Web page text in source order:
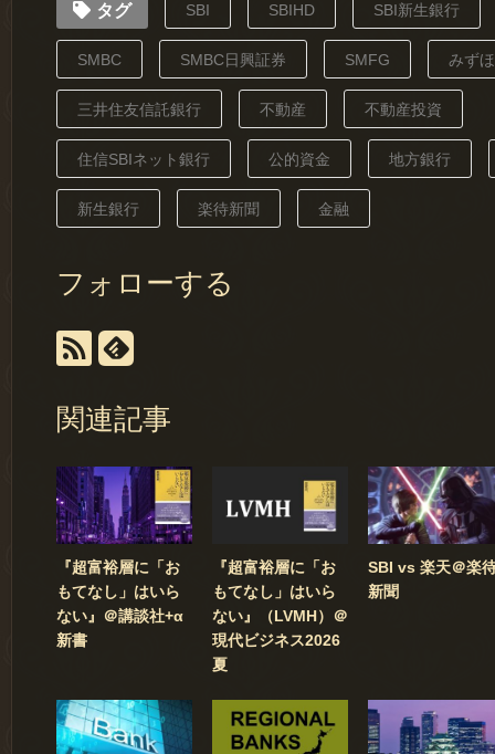
タグ SBI SBIHD SBI新生銀行
SMBC SMBC日興証券 SMFG みず
三井住友信託銀行 不動産 不動産投資
住信SBIネット銀行 公的資金 地方銀行
新生銀行 楽待新聞 金融
フォローする
関連記事
『超富裕層に「お
もてなし」はいら
ない』＠講談社+α
新書
『超富裕層に「お
もてなし」はいら
ない』（LVMH）＠
現代ビジネス2026
夏
SBI vs 楽天＠楽
新聞